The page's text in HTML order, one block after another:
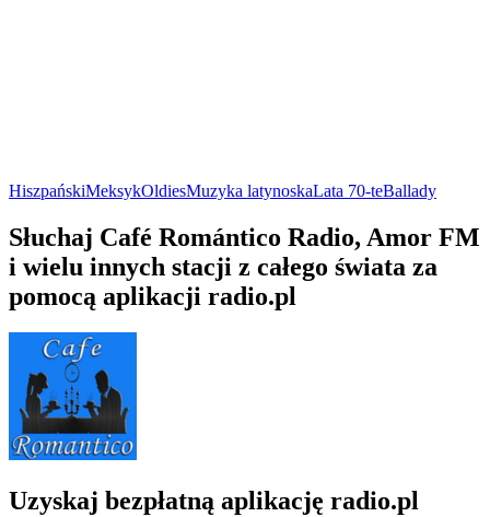
HiszpańskiMeksykOldiesMuzyka latynoskaLata 70-teBallady
Słuchaj Café Romántico Radio, Amor FM
i wielu innych stacji z całego świata za
pomocą aplikacji radio.pl
Uzyskaj bezpłatną aplikację radio.pl